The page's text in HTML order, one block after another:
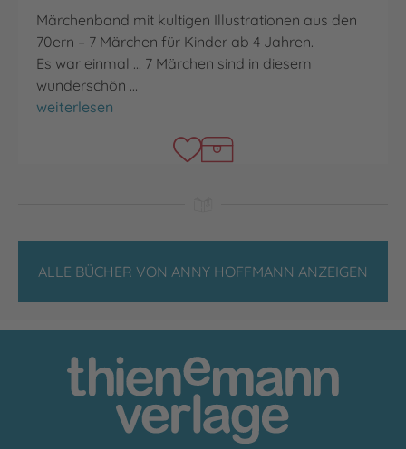
Märchenband mit kultigen Illustrationen aus den
70ern – 7 Märchen für Kinder ab 4 Jahren.
Es war einmal ... 7 Märchen sind in diesem
wunderschön …
Märchen der Brüder Grimm
weiterlesen
ALLE BÜCHER VON ANNY HOFFMANN ANZEIGEN